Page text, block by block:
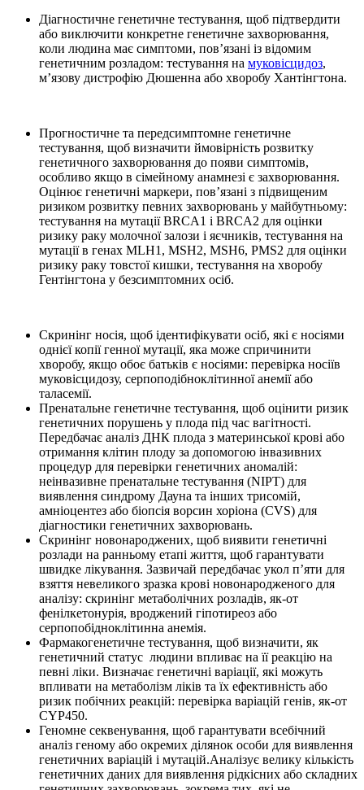
Діагностичне генетичне тестування, щоб підтвердити
або виключити конкретне генетичне захворювання,
коли людина має симптоми, пов’язані із відомим
генетичним розладом: тестування на муковісцидоз,
м’язову дистрофію Дюшенна або хворобу Хантінгтона.
Прогностичне та передсимптомне генетичне
тестування, щоб визначити ймовірність розвитку
генетичного захворювання до появи симптомів,
особливо якщо в сімейному анамнезі є захворювання.
Оцінює генетичні маркери, пов’язані з підвищеним
ризиком розвитку певних захворювань у майбутньому:
тестування на мутації BRCA1 і BRCA2 для оцінки
ризику раку молочної залози і яєчників, тестування на
мутації в генах MLH1, MSH2, MSH6, PMS2 для оцінки
ризику раку товстої кишки, тестування на хворобу
Гентінгтона у безсимптомних осіб.
Скринінг носія, щоб ідентифікувати осіб, які є носіями
однієї копії генної мутації, яка може спричинити
хворобу, якщо обоє батьків є носіями: перевірка носіїв
муковісцидозу, серпоподібноклітинної анемії або
таласемії.
Пренатальне генетичне тестування, щоб оцінити ризик
генетичних порушень у плода під час вагітності.
Передбачає аналіз ДНК плода з материнської крові або
отримання клітин плоду за допомогою інвазивних
процедур для перевірки генетичних аномалій:
неінвазивне пренатальне тестування (NIPT) для
виявлення синдрому Дауна та інших трисомій,
амніоцентез або біопсія ворсин хоріона (CVS) для
діагностики генетичних захворювань.
Скринінг новонароджених, щоб виявити генетичні
розлади на ранньому етапі життя, щоб гарантувати
швидке лікування. Зазвичай передбачає укол п’яти для
взяття невеликого зразка крові новонародженого для
аналізу: скринінг метаболічних розладів, як-от
фенілкетонурія, вроджений гіпотиреоз або
серпопобідноклітинна анемія.
Фармакогенетичне тестування, щоб визначити, як
генетичний статус людини впливає на її реакцію на
певні ліки. Визначає генетичні варіації, які можуть
впливати на метаболізм ліків та їх ефективність або
ризик побічних реакцій: перевірка варіацій генів, як-от
CYP450.
Геномне секвенування, щоб гарантувати всебічний
аналіз геному або окремих ділянок особи для виявлення
генетичних варіацій і мутацій.Аналізує велику кількість
генетичних даних для виявлення рідкісних або складних